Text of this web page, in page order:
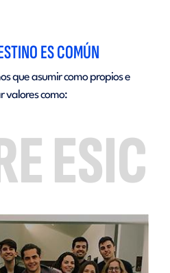
ES COMÚN
que asumir como propios e
valores como:
ESIC